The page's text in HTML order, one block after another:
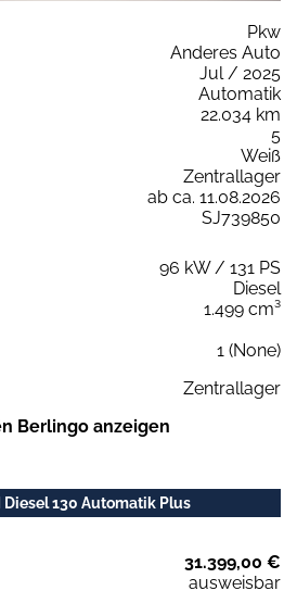
Pkw
Anderes Auto
Jul / 2025
Automatik
22.034 km
5
Weiß
Zentrallager
ab ca. 11.08.2026
SJ739850
96 kW / 131 PS
Diesel
1.499 cm³
1 (None)
Zentrallager
Berlingo anzeigen
130 Automatik Plus
31.399,00 €
ausweisbar